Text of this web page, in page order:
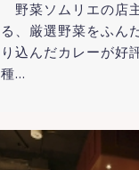
野菜ソムリエの店
る、厳選野菜をふん
り込んだカレーが好
種…